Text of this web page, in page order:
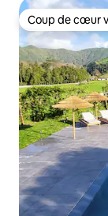
Coup de cœur
Coup de cœur